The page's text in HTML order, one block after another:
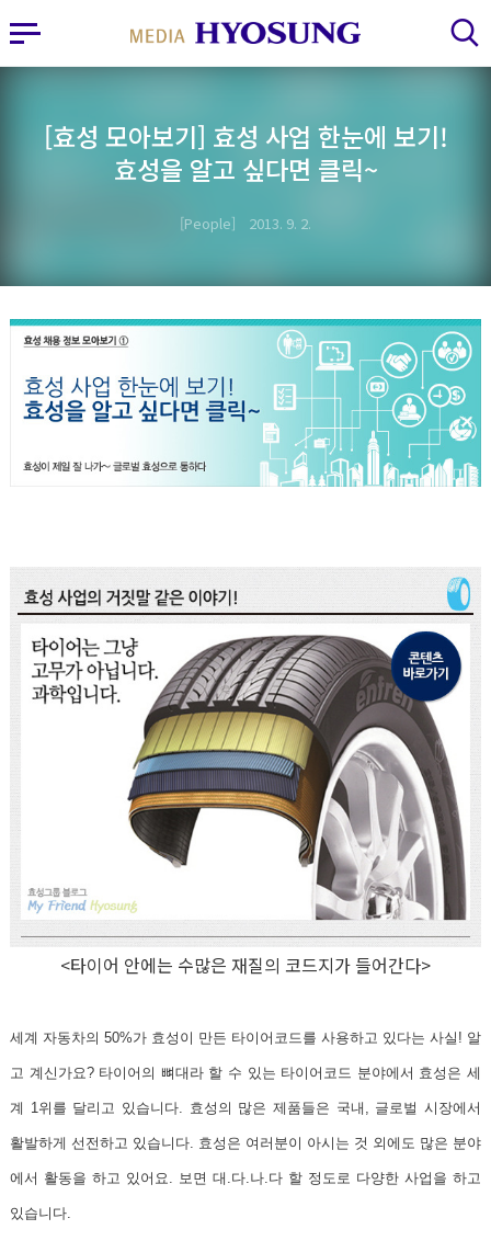
MY FRIEND HYOSUNG
사이드바 열기 검색 레이어 열기
[효성 모아보기] 효성 사업 한눈에 보기!
효성을 알고 싶다면 클릭~
People 2013. 9. 2.
<타이어 안에는 수많은 재질의 코드지가 들어간다>
세계 자동차의 50%가 효성이 만든 타이어코드를 사용하고 있다는 사실! 알
고 계신가요? 타이어의 뼈대라 할 수 있는 타이어코드 분야에서 효성은 세
계 1위를 달리고 있습니다. 효성의 많은 제품들은 국내, 글로벌 시장에서
활발하게 선전하고 있습니다. 효성은 여러분이 아시는 것 외에도 많은 분야
에서 활동을 하고 있어요. 보면 대.다.나.다 할 정도로 다양한 사업을 하고
있습니다.